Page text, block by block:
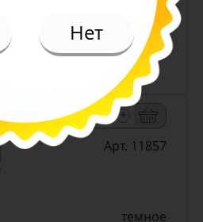
(л.)
Эль белое н/ф
-
+
Арт. 11857
темное
Нет